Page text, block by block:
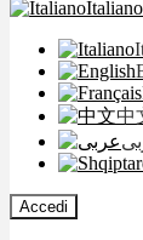
Italiano
中
Accedi